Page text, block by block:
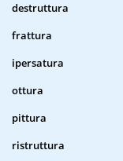
destruttura
frattura
ipersatura
ottura
pittura
ristruttura